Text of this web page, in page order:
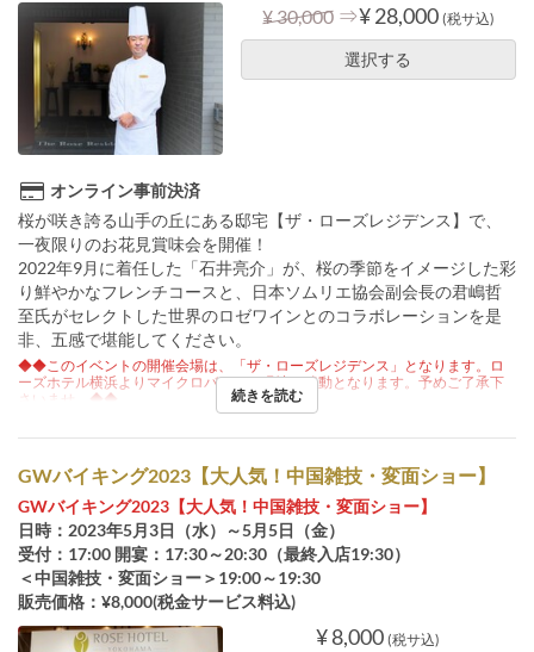
¥ 30,000 ⇒¥ 28,000 (税サ込)
選択する
オンライン事前決済
桜が咲き誇る山手の丘にある邸宅【ザ・ローズレジデンス】で、
一夜限りのお花見賞味会を開催！
2022年9月に着任した「石井亮介」が、桜の季節をイメージした彩
り鮮やかなフレンチコースと、日本ソムリエ協会副会長の君嶋哲
至氏がセレクトした世界のロゼワインとのコラボレーションを是
非、五感で堪能してください。
◆◆このイベントの開催会場は、「ザ・ローズレジデンス」となります。ロ
ーズホテル横浜よりマイクロバスにて現地へ移動となります。予めご了承下
さいませ。◆◆
続きを読む
GWバイキング2023【大人気！中国雑技・変面ショー】
GWバイキング2023【大人気！中国雑技・変面ショー】
日時：2023年5月3日（水）～5月5日（金）
受付：17:00 開宴：17:30～20:30（最終入店19:30）
＜中国雑技・変面ショー＞19:00～19:30
販売価格：¥8,000(税金サービス料込)
¥ 8,000 (税サ込)